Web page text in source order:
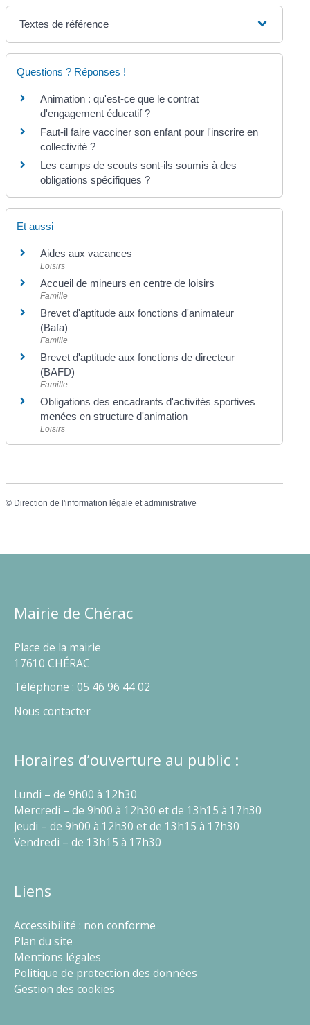
Textes de référence
Questions ? Réponses !
Animation : qu'est-ce que le contrat
d'engagement éducatif ?
Faut-il faire vacciner son enfant pour l'inscrire en
collectivité ?
Les camps de scouts sont-ils soumis à des
obligations spécifiques ?
Et aussi
Aides aux vacances
Loisirs
Accueil de mineurs en centre de loisirs
Famille
Brevet d'aptitude aux fonctions d'animateur
(Bafa)
Famille
Brevet d'aptitude aux fonctions de directeur
(BAFD)
Famille
Obligations des encadrants d'activités sportives
menées en structure d'animation
Loisirs
© Direction de l'information légale et administrative
Mairie de Chérac
Place de la mairie
17610 CHÉRAC
Téléphone : 05 46 96 44 02
Nous contacter
Horaires d’ouverture au public :
Lundi – de 9h00 à 12h30
Mercredi – de 9h00 à 12h30 et de 13h15 à 17h30
Jeudi – de 9h00 à 12h30 et de 13h15 à 17h30
Vendredi – de 13h15 à 17h30
Liens
Accessibilité : non conforme
Plan du site
Mentions légales
Politique de protection des données
Gestion des cookies